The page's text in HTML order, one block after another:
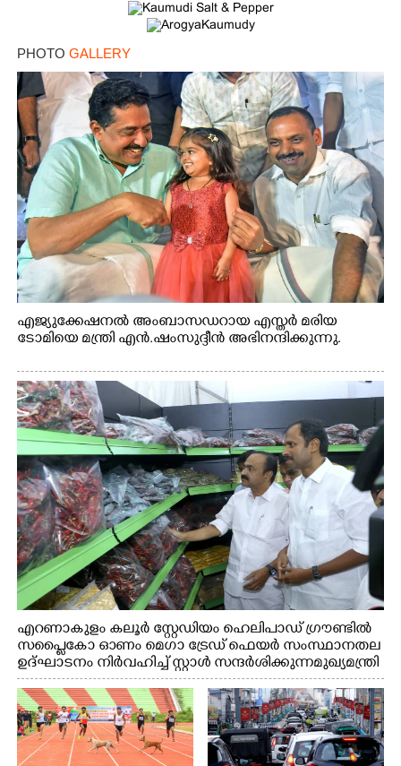
PHOTO GALLERY
എജ്യുക്കേഷനൽ അംബാസഡറായ എസ്തർ മരിയ
ടോമിയെ മന്ത്രി എൻ.ഷംസുദ്ദീൻ അഭിനന്ദിക്കുന്നു.
എറണാകുളം കലൂർ സ്റ്റേഡിയം ഹെലിപാഡ് ഗ്രൗണ്ടിൽ
സപ്ളൈകോ ഓണം മെഗാ ട്രേഡ് ഫെയർ സംസ്ഥാനതല
ഉദ്ഘാടനം നിർവഹിച്ച് സ്റ്റാൾ സന്ദർശിക്കുന്ന മുഖ്യമന്ത്രി
വി.ഡി. സതീശൻ. മന്ത്രി അനൂപ് ജേക്കബ് സമീപം